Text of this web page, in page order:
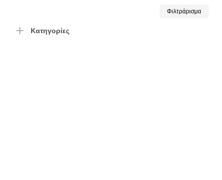
Φιλτράρισμα
Κατηγορίες